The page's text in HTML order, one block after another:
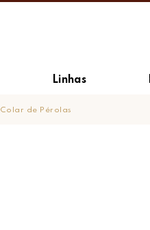
Linhas
Colar de Pérolas